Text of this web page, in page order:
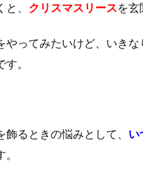
、 クリスマスリースを玄
やってみたいけど、いき
。
るときの悩みとして、 い